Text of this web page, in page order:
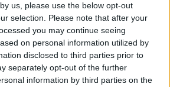
us, please use the below opt-out
selection. Please note that after your
you may continue seeing
on personal information utilized by
disclosed to third parties prior to
separately opt-out of the further
information by third parties on the
της Μικράς Ασίας – Η